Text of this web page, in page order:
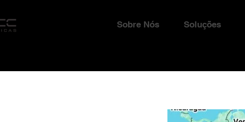
Sobre Nós Soluções